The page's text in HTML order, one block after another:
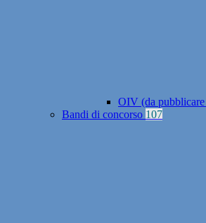
OIV (da
Bandi di concorso 107